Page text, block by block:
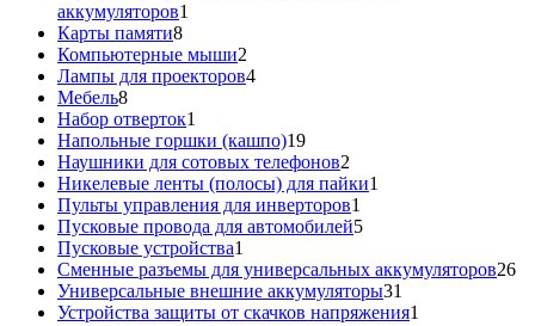
аккумуляторов1
Карты памяти88
товаров
Компьютерные мыши2
товара
Лампы для проекторов44
Мебель88
товаров
Набор отверток1
товар
Напольные горшки (кашпо)1919
товаров
Наушники для сотовых телефонов2
товара
Никелевые ленты (полосы) для пайки1
Пульты управления для инверторов1
товар
Пусковые провода для автомобилей55
Пусковые устройства1
товар
Сменные разъемы для универсальных аккумуляторов2626
Универсальные внешние аккумуляторы31
товар
Устройства защиты от скачков напряжения1